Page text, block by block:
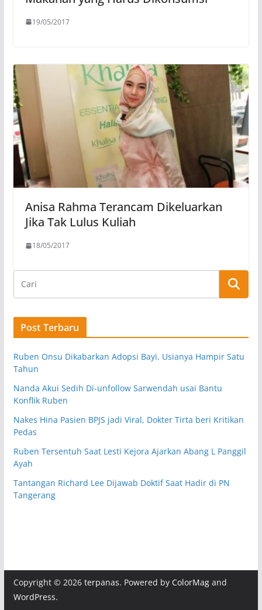
19/05/2017
Anisa Rahma Terancam Dikeluarkan
Jika Tak Lulus Kuliah
18/05/2017
Post Terbaru
Ruben Onsu Dikabarkan Adopsi Bayi, Usianya Hampir Satu
Tahun
Nanda Akui Sedih Di-unfollow Sarwendah usai Bantu
Konflik Ruben
Nakes Hina Pasien BPJS jadi Viral, Dokter Tirta beri Kritikan
Pedas
Ruben Tersentuh Saat Lesti Kejora Ajarkan Abang L Panggil
Ayah
Tantangan Richard Lee Dijawab Doktif Saat Hadir di PN
Tangerang
Copyright © 2026 terpanas. Powered by ColorMagand
WordPress.